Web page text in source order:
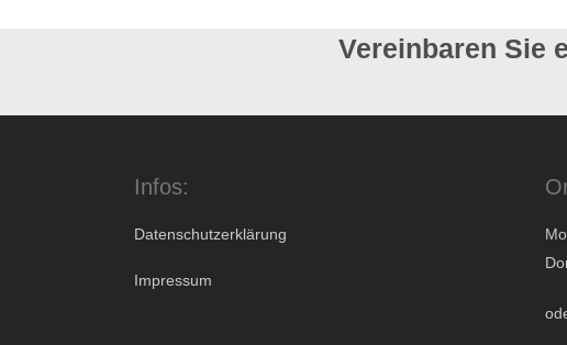
Vereinbaren Sie
Infos:
Datenschutzerklärung
Impressum